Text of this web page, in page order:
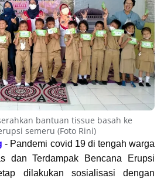
bantuan tissue basah ke
semeru (Foto Rini)
- Pandemi covid 19 di tengah warga
dan Terdampak Bencana Erupsi
dilakukan sosialisasi dengan